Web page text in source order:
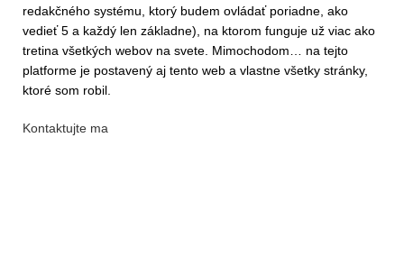
redakčného systému, ktorý budem ovládať poriadne, ako
vedieť 5 a každý len základne), na ktorom funguje už viac ako
tretina všetkých webov na svete. Mimochodom… na tejto
platforme je postavený aj tento web a vlastne všetky stránky,
ktoré som robil.
Kontaktujte ma